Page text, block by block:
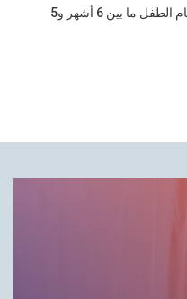
في أي وقت يجب أن ينام الطفل ما بين 6 أشهر و5